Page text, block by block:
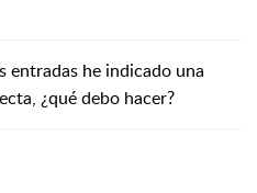
entradas he indicado una
¿qué debo hacer?